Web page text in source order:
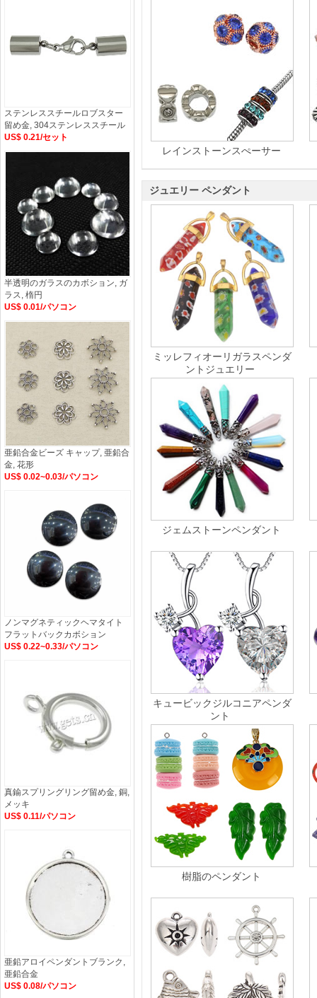
レインストーンスぺーサー
ジュエリー ペンダント
ミッレフィオーリガラスペンダ
ントジュエリー
ジェムストーンペンダント
キュービックジルコニアペンダ
ント
樹脂のペンダント
ステンレススチールロブスター
留め金, 304ステンレススチール
US$ 0.21/セット
半透明のガラスのカボション, ガ
ラス, 楕円
US$ 0.01/パソコン
亜鉛合金ビーズ キャップ, 亜鉛合
金, 花形
US$ 0.02~0.03/パソコン
ノンマグネティックヘマタイト
フラットバックカボション
US$ 0.22~0.33/パソコン
真鍮スプリングリング留め金, 銅,
メッキ
US$ 0.11/パソコン
亜鉛アロイペンダントブランク,
亜鉛合金
US$ 0.08/パソコン